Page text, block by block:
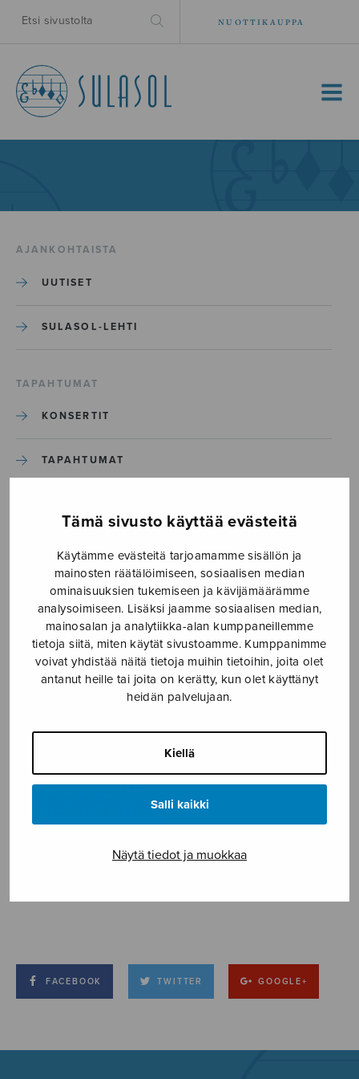
Tämä sivusto käyttää evästeitä
Käytämme evästeitä tarjoamamme sisällön ja
mainosten räätälöimiseen, sosiaalisen median
ominaisuuksien tukemiseen ja kävijämäärämme
analysoimiseen. Lisäksi jaamme sosiaalisen median,
mainosalan ja analytiikka-alan kumppaneillemme
tietoja siitä, miten käytät sivustoamme. Kumppanimme
voivat yhdistää näitä tietoja muihin tietoihin, joita olet
antanut heille tai joita on kerätty, kun olet käyttänyt
heidän palvelujaan.
Kiellä
Salli kaikki
Näytä tiedot ja muokkaa
NUOTTIKAUPPA
MENU
AJANKOHTAISTA
UUTISET
SULASOL-LEHTI
TAPAHTUMAT
KONSERTIT
TAPAHTUMAT
Etusivu › Media › Fjäriln
Fjäriln
3.5.2019
FACEBOOK TWITTER GOOGLE+